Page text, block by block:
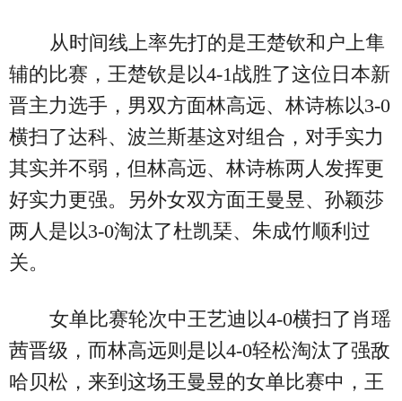
从时间线上率先打的是王楚钦和户上隼
辅的比赛，王楚钦是以4-1战胜了这位日本新
晋主力选手，男双方面林高远、林诗栋以3-0
横扫了达科、波兰斯基这对组合，对手实力
其实并不弱，但林高远、林诗栋两人发挥更
好实力更强。另外女双方面王曼昱、孙颖莎
两人是以3-0淘汰了杜凯琹、朱成竹顺利过
关。
女单比赛轮次中王艺迪以4-0横扫了肖瑶
茜晋级，而林高远则是以4-0轻松淘汰了强敌
哈贝松，来到这场王曼昱的女单比赛中，王